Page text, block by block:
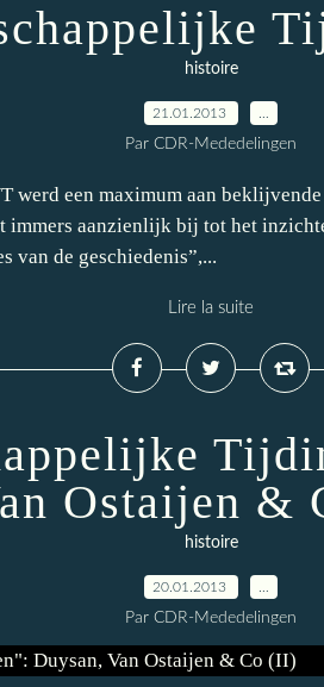
histoire
21.01.2013
Par CDR-Mededelingen
werd een maximum aan
immers aanzienlijk bij tot het
van de geschiedenis”,...
Lire la suite
Ostaijen &
histoire
20.01.2013
Par CDR-Mededelingen